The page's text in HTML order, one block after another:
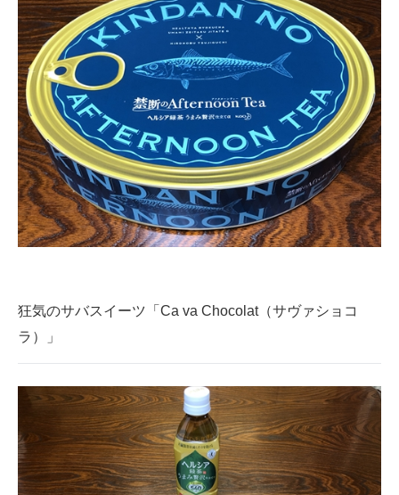
スマホと通信の最新トレンド
進化するPCとデバイスの未来
好きが集まる 比べて選べる
ビジネスと働き方のヒント
AI活用のいまが分かる
企業ITのトレンドを詳説
経営リーダーのコミュニティ
ITエンジニア向け専門サイト
IT製品の技術・比較・事例
製造業のIT導入・活用を支援
モノづくり技術者専門サイト
狂気のサバスイーツ「Ca va Chocolat（サヴァショコ
ラ）」